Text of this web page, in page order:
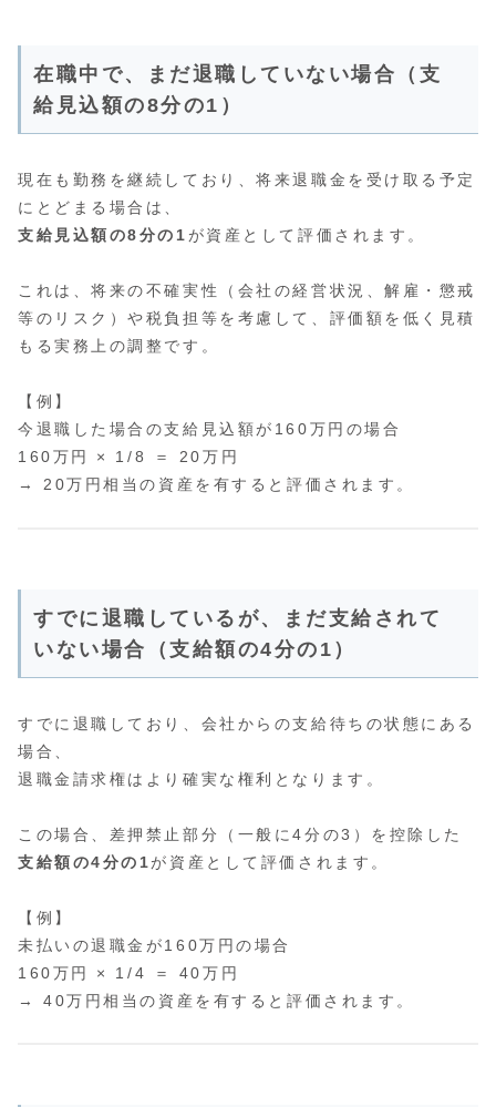
在職中で、まだ退職していない場合（支
給見込額の8分の1）
現在も勤務を継続しており、将来退職金を受け取る予定
にとどまる場合は、
支給見込額の8分の1 が資産として評価されます。
これは、将来の不確実性（会社の経営状況、解雇・懲戒
等のリスク）や税負担等を考慮して、評価額を低く見積
もる実務上の調整です。
【例】
今退職した場合の支給見込額が160万円の場合
160万円 × 1/8 ＝ 20万円
→ 20万円相当の資産を有すると評価されます。
すでに退職しているが、まだ支給されて
いない場合（支給額の4分の1）
すでに退職しており、会社からの支給待ちの状態にある
場合、
退職金請求権はより確実な権利となります。
この場合、差押禁止部分（一般に4分の3）を控除した
支給額の4分の1が資産として評価されます。
【例】
未払いの退職金が160万円の場合
160万円 × 1/4 ＝ 40万円
→ 40万円相当の資産を有すると評価されます。